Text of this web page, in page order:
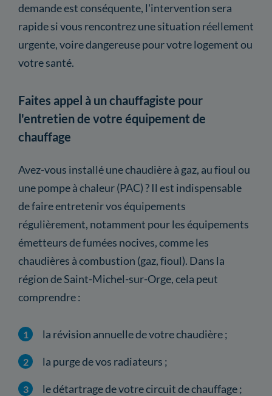
demande est conséquente, l'intervention sera
rapide si vous rencontrez une situation réellement
urgente, voire dangereuse pour votre logement ou
votre santé.
Faites appel à un chauffagiste pour
l'entretien de votre équipement de
chauffage
Avez-vous installé une chaudière à gaz, au fioul ou
une pompe à chaleur (PAC) ? Il est indispensable
de faire entretenir vos équipements
régulièrement, notamment pour les équipements
émetteurs de fumées nocives, comme les
chaudières à combustion (gaz, fioul). Dans la
région de Saint-Michel-sur-Orge, cela peut
comprendre :
la révision annuelle de votre chaudière ;
la purge de vos radiateurs ;
le détartrage de votre circuit de chauffage ;